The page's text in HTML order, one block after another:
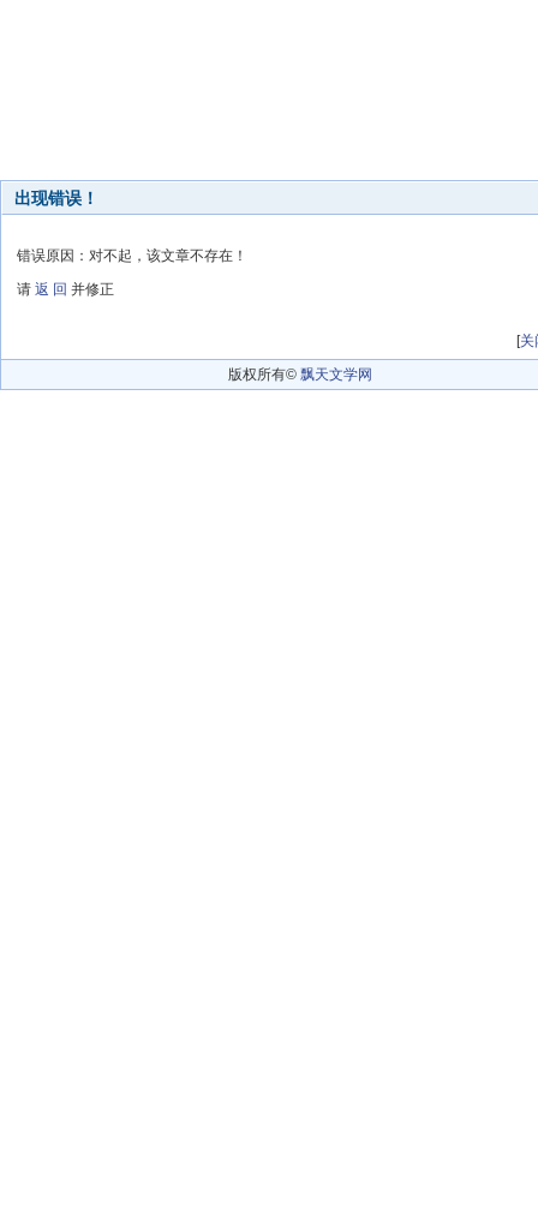
出现错误！
错误原因：对不起，该文章不存在！
请 返 回 并修正
[关
版权所有© 飘天文学网